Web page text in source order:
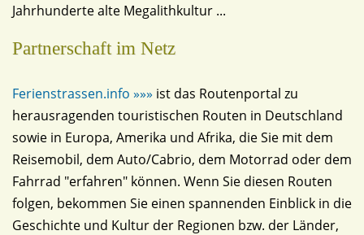
Jahrhunderte alte Megalithkultur ...
Partnerschaft im Netz
Ferienstrassen.info »»» ist das Routenportal zu
herausragenden touristischen Routen in Deutschland
sowie in Europa, Amerika und Afrika, die Sie mit dem
Reisemobil, dem Auto/Cabrio, dem Motorrad oder dem
Fahrrad "erfahren" können. Wenn Sie diesen Routen
folgen, bekommen Sie einen spannenden Einblick in die
Geschichte und Kultur der Regionen bzw. der Länder,